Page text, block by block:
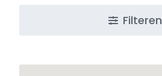
Filteren